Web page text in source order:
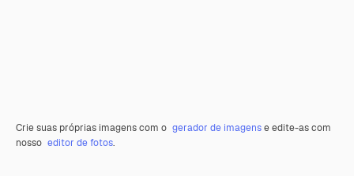
Crie suas próprias imagens com o gerador de imagense edite-as com
nosso editor de fotos.